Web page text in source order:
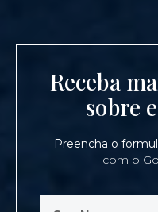
Receba
sobre
Preencha o
com o